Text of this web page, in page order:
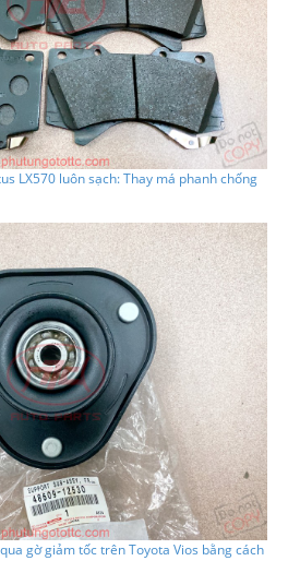
LX570 luôn sạch: Thay má phanh chống
qua gờ giảm tốc trên Toyota Vios bằng cách